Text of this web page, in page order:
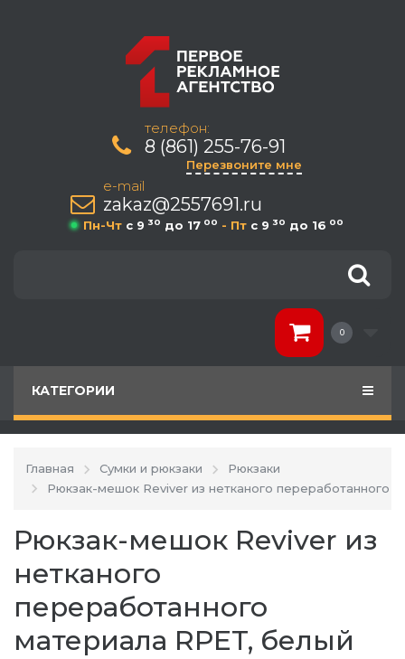
телефон:
8 (861) 255-76-91
Перезвоните мне
e-mail
zakaz@2557691.ru
Пн-Чт c 9 30 до 17 00 - Пт c 9 30 до 16 00
0
КАТЕГОРИИ
Главная Сумки и рюкзаки
Рюкзаки
Рюкзак-мешок Reviver из нетканого переработанного
Рюкзак-мешок Reviver из
нетканого
переработанного
материала RPET, белый